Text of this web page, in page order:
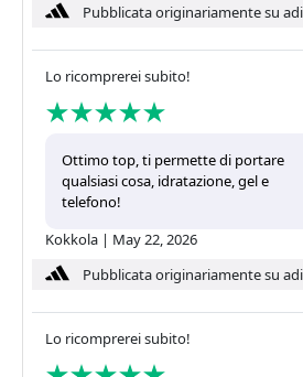
Pubblicata originariamente su
Lo ricomprerei subito!
Ottimo top, ti permette di portare
qualsiasi cosa, idratazione, gel e
telefono!
Kokkola | May 22, 2026
Pubblicata originariamente su
Lo ricomprerei subito!